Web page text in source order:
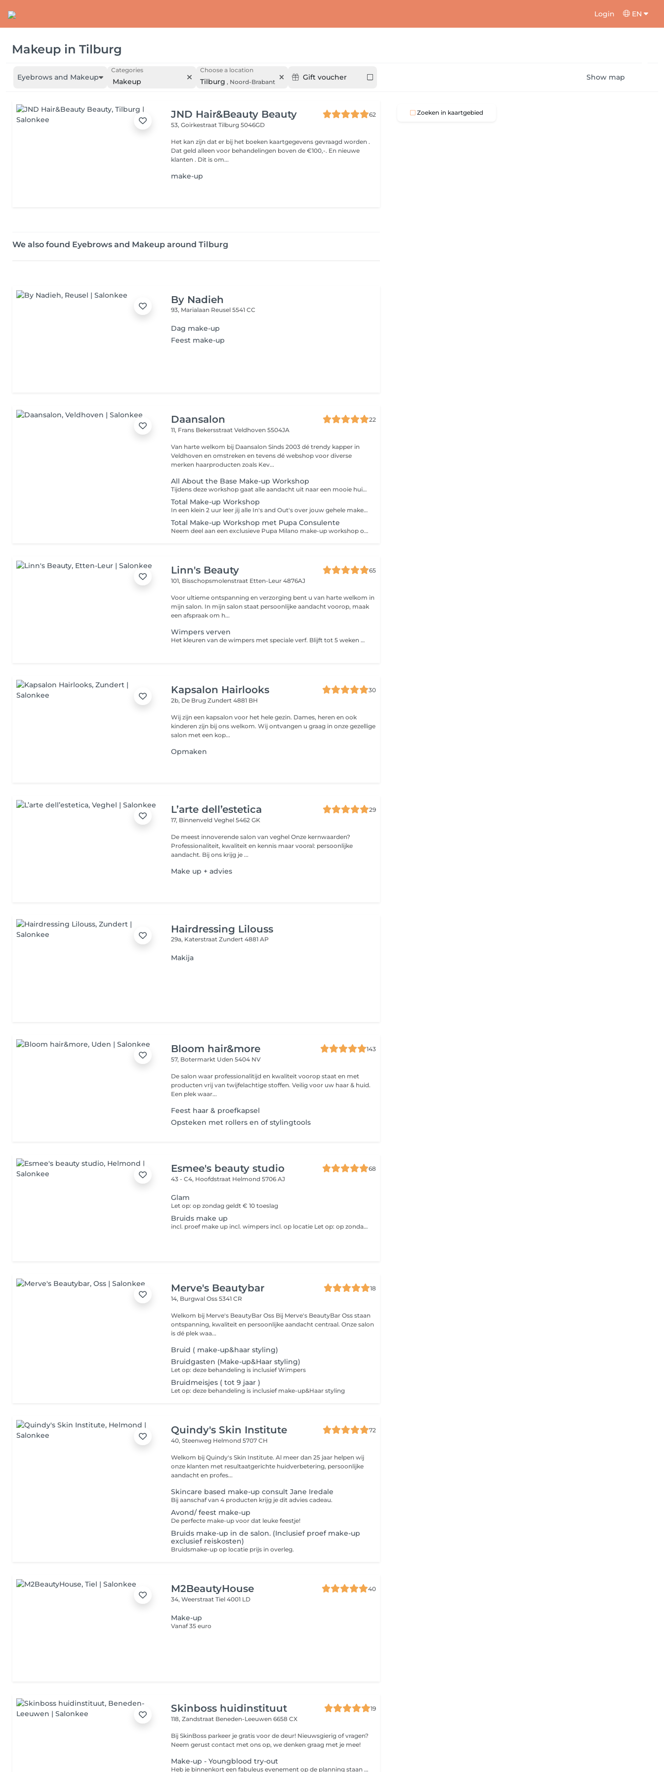
Login EN
Makeup in Tilburg
Eyebrows and Makeup
Categories
Makeup
Choose a location
Tilburg , Noord-Brabant
Gift voucher Show map
JND Hair&Beauty Beauty
62
53, GoirkestraatTilburg 5046GD
Het kan zijn dat er bij het boeken kaartgegevens gevraagd worden .
Dat geld alleen voor behandelingen boven de €100,-. En nieuwe
klanten . Dit is om...
make-up
We also found Eyebrows and Makeup around Tilburg
By Nadieh
93, Marialaan Reusel 5541 CC
Dag make-up
Feest make-up
Daansalon
22
11, Frans BekersstraatVeldhoven 5504JA
Van harte welkom bij Daansalon Sinds 2003 dé trendy kapper in
Veldhoven en omstreken en tevens dé webshop voor diverse
merken haarproducten zoals Kev...
All About the Base Make-up Workshop
Tijdens deze workshop gaat alle aandacht uit naar een mooie huidmake-up. Leer alles over de basis van huid-verbeterende en beschermende minerale make-up van Bellapierre en/ of Pupa milano het aanbrengen hiervan. Alles wordt stap voor stap uitgelegd waarna je natuurlijk zelf aan de slag gaat met het het aanbrengen hiervan. Voor deze workshop wordt is een vooraf betaling verplicht, hiervoor wordt automatisch contact met u opgenomen.
Total Make-up Workshop
In een klein 2 uur leer jij alle In's and Out's over jouw gehele make-up routine en hoe je deze zelf kunt toepassen. Geheel persoonlijk en op maat op jou wensen, huidtype en kleurtype afgestemd. Je kunt kiezen uit gewone of make-up op basis van mineralen of zelf een combinatie hiervan. Voor deze workshop wordt is een vooraf betaling verplicht, hiervoor wordt automatisch contact met u opgenomen.
Total Make-up Workshop met Pupa Consulente
Neem deel aan een exclusieve Pupa Milano make-up workshop onder leiding van Imke (een officiële Pupa consulente). Zij gaat je in een klein 2 uur alle In's and Out's laten zien en leren hoe je deze zelf kunt toepassen. Geheel persoonlijk en op maat op jou wensen, huidtype en kleurtype afgestemd. Voor deze workshop wordt is een vooraf betaling verplicht, hiervoor wordt automatisch contact met u opgenomen.
Linn's Beauty
65
101, Bisschopsmolenstraat Etten-Leur 4876AJ
Voor ultieme ontspanning en verzorging bent u van harte welkom in
mijn salon. In mijn salon staat persoonlijke aandacht voorop, maak
een afspraak om h...
Wimpers verven
Het kleuren van de wimpers met speciale verf. Blijft tot 5 weken mooi. €10,- aanvullend op een gezichtsbehandeling
Kapsalon Hairlooks
30
2b, De BrugZundert 4881 BH
Wij zijn een kapsalon voor het hele gezin. Dames, heren en ook
kinderen zijn bij ons welkom. Wij ontvangen u graag in onze gezellige
salon met een kop...
Opmaken
L’arte dell’estetica
29
17, BinnenveldVeghel 5462 GK
De meest innoverende salon van veghel Onze kernwaarden?
Professionaliteit, kwaliteit en kennis maar vooral: persoonlijke
aandacht. Bij ons krijg je ...
Make up + advies
Hairdressing Lilouss
29a, KaterstraatZundert 4881 AP
Makija
Bloom hair&more
143
57, Botermarkt Uden 5404 NV
De salon waar professionalitijd en kwaliteit voorop staat en met
producten vrij van twijfelachtige stoffen. Veilig voor uw haar & huid.
Een plek waar...
Feest haar & proefkapsel
Opsteken met rollers en of stylingtools
Esmee's beauty studio
68
43 - C4, Hoofdstraat Helmond 5706 AJ
Glam
Let op: op zondag geldt € 10 toeslag
Bruids make up
incl. proef make up incl. wimpers incl. op locatie Let op: op zondag geldt € 10 toeslag
Merve's Beautybar
18
14, BurgwalOss 5341 CR
Welkom bij Merve's BeautyBar Oss Bij Merve's BeautyBar Oss staan
ontspanning, kwaliteit en persoonlijke aandacht centraal. Onze salon
is dé plek waa...
Bruid ( make-up&haar styling)
Bruidgasten (Make-up&Haar styling)
Let op: deze behandeling is inclusief Wimpers
Bruidmeisjes ( tot 9 jaar )
Let op: deze behandeling is inclusief make-up&Haar styling
Quindy's Skin Institute
72
40, Steenweg Helmond 5707 CH
Welkom bij Quindy's Skin Institute. Al meer dan 25 jaar helpen wij
onze klanten met resultaatgerichte huidverbetering, persoonlijke
aandacht en profes...
Skincare based make-up consult Jane Iredale
Bij aanschaf van 4 producten krijg je dit advies cadeau.
Avond/ feest make-up
De perfecte make-up voor dat leuke feestje!
Bruids make-up in de salon. (Inclusief proef make-up
exclusief reiskosten)
Bruidsmake-up op locatie prijs in overleg.
M2BeautyHouse
40
34, WeerstraatTiel 4001 LD
Make-up
Vanaf 35 euro
Skinboss huidinstituut
19
118, Zandstraat Beneden-Leeuwen 6658 CX
Bij SkinBoss parkeer je gratis voor de deur! Nieuwsgierig of vragen?
Neem gerust contact met ons op, we denken graag met je mee!
Make-up - Youngblood try-out
Heb je binnenkort een fabuleus evenement op de planning staan waarvoor jij wil stralen of ben je benieuwd wat professionele make-up voor je kan doen? Gun jezelf onze YoungBlood make-up! Dankzij de 100% minerale samenstelling is onze make-up zelfs GOED voor je huid. Daarnaast zorgt de unieke hoogte van de pigmenten ervoor dat je heel weinig nodig hebt, waardoor je vrijwel eindeloos met jouw producten kan doen en blijft het fenomenaal zitten. Het is toch hemels!
Zoeken in kaartgebied